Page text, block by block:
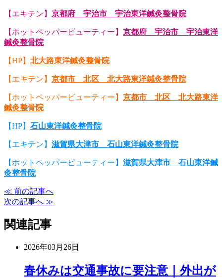
【エキテン】 京都府 宇治市 宇治東洋鍼灸整骨院
【ホットペッパービューティー】 京都府 宇治市 宇治東洋
鍼灸整骨院
【HP】 北大路東洋鍼灸整骨院
【エキテン】 京都市 北区 北大路東洋鍼灸整骨院
【ホットペッパービューティー】 京都市 北区 北大路東洋
鍼灸整骨院
【HP】 石山東洋鍼灸整骨院
【エキテン】 滋賀県大津市 石山東洋鍼灸整骨院
【ホットペッパービューティー】 滋賀県大津市 石山東洋鍼
灸整骨院
≪ 前の記事へ
次の記事へ ≫
関連記事
2026年03月26日
春休みは交通事故に要注意｜外出が